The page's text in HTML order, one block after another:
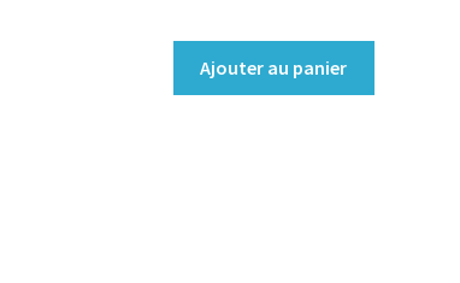
Ajouter au panier